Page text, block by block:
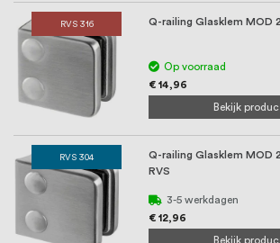
RVS 316 Q-railing Glasklem MOD
Op voorraad
€ 14,96
Bekijk
RVS 304
Q-railing Glasklem MOD
RVS
3-5 werkdagen
€ 12,96
Bekijk